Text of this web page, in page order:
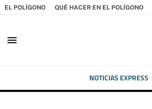
EL POLÍGONO QUÉ HACER EN EL POLÍGONO
menu
NOTICIAS EXPRESS